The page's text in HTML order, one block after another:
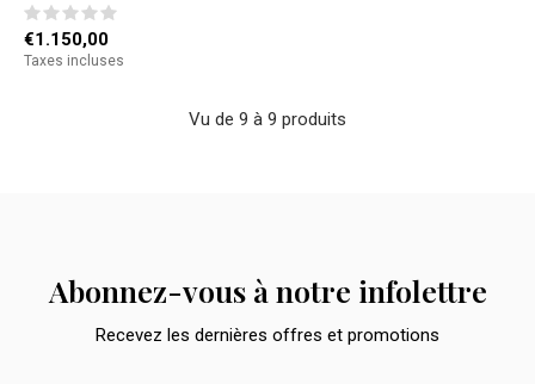
€1.150,00
Taxes incluses
Vu de 9 à 9 produits
Abonnez-vous à notre infolettre
Recevez les dernières offres et promotions